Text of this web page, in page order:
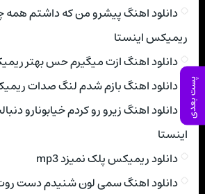
پست بعدی
دانلود اهنگ پیشرو من که داشتم
ریمیکس اینستا
دانلود اهنگ ازت میگیرم حس بهتر
دانلود اهنگ بازم شدم لنگ صدات
دانلود اهنگ زیرو رو کردم خیابونارو
اینستا
دانلود ریمیکس پلک نمیزد mp3
دانلود اهنگ سمی لون شنیدم دست